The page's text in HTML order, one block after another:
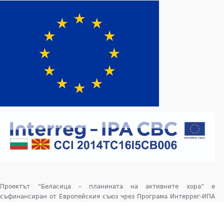
Проектът “Беласица – планината на активните хора“ е
съфинансиран от Европейския съюз чрез Програма Интеррег-ИПА